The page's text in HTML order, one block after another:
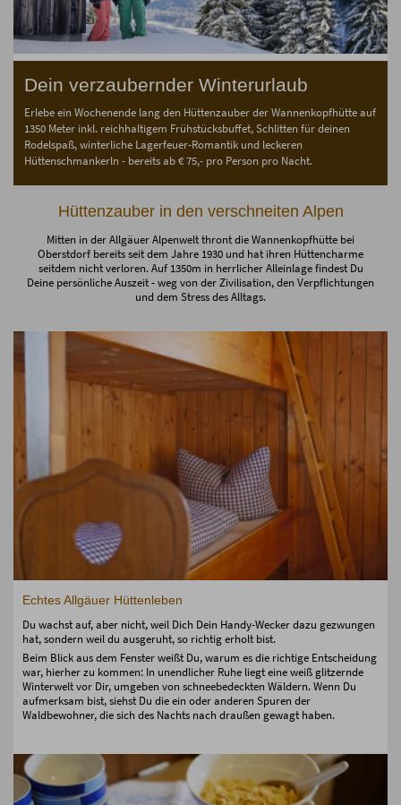
Dein verzaubernder Winterurlaub
Erlebe ein Wochenende lang den Hüttenzauber der Wannenkopfhütte auf
1350 Meter inkl. reichhaltigem Frühstücksbuffet, Schlitten für deinen
Rodelspaß, winterliche Lagerfeuer-Romantik und leckeren
Hüttenschmankerln - bereits ab € 75,- pro Person pro Nacht.
Hüttenzauber in den verschneiten Alpen
Mitten in der Allgäuer Alpenwelt thront die Wannenkopfhütte bei
Oberstdorf bereits seit dem Jahre 1930 und hat ihren Hüttencharme
seitdem nicht verloren. Auf 1350m in herrlicher Alleinlage findest Du
Deine persönliche Auszeit - weg von der Zivilisation, den Verpflichtungen
und dem Stress des Alltags.
Echtes Allgäuer Hüttenleben
Du wachst auf, aber nicht, weil Dich Dein Handy-Wecker dazu gezwungen
hat, sondern weil du ausgeruht, so richtig erholt bist.
Beim Blick aus dem Fenster weißt Du, warum es die richtige Entscheidung
war, hierher zu kommen: In unendlicher Ruhe liegt eine weiß glitzernde
Winterwelt vor Dir, umgeben von schneebedeckten Wäldern. Wenn Du
aufmerksam bist, siehst Du die ein oder anderen Spuren der
Waldbewohner, die sich des Nachts nach draußen gewagt haben.